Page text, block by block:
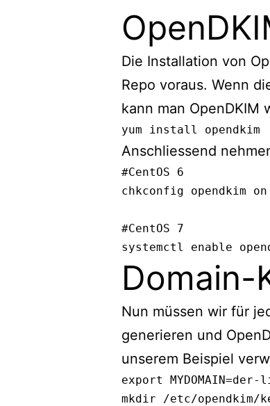
Die Installation von
Repo voraus. Wenn
kann man OpenDKIM
yum install opendkim
Anschliessend
#CentOS 6
chkconfig opendkim on
#CentOS 7
systemctl enable
Domain-
Nun müssen wir für
generieren und
unserem Beispiel
export
mkdir /etc/opendkim/